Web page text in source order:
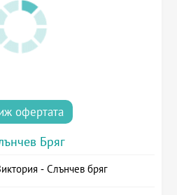
офертата
Бряг
- Слънчев бряг